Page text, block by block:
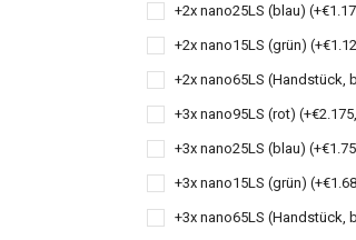
+2x nano25LS (blau)
+2x nano15LS (grün)
+2x nano65LS (Handstück,
+3x nano95LS (rot)
+3x nano25LS (blau)
+3x nano15LS (grün)
+3x nano65LS (Handstück,